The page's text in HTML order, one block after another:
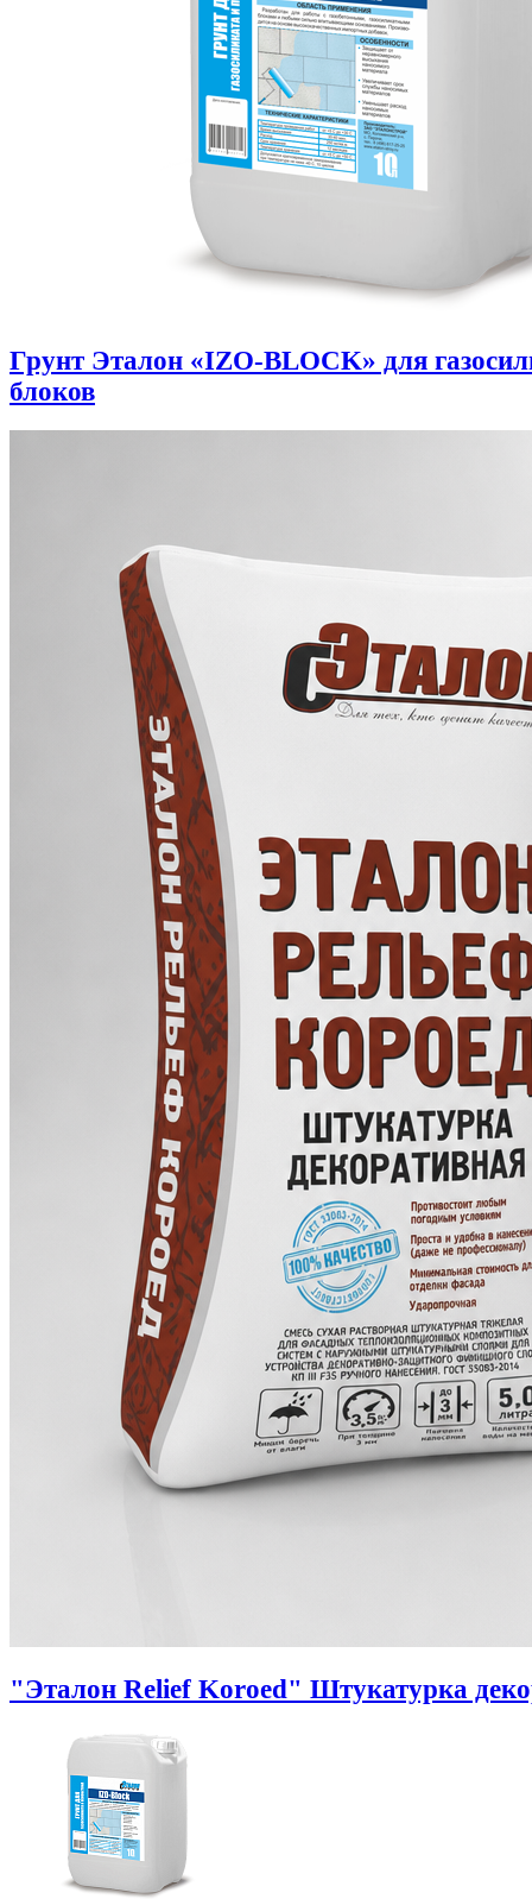
Грунт Эталон «IZO-BLOCK» для
блоков
"Эталон Relief Koroed" Штукатурка